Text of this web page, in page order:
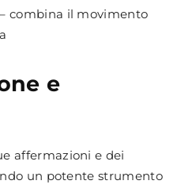
combina il movimento
e
affermazioni e dei
un potente strumento